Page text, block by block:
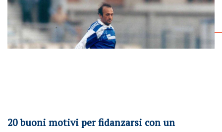
20 buoni motivi per fidanzarsi con un